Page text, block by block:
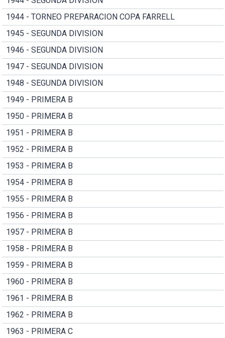
1944 - TORNEO PREPARACION COPA FARRELL
1945 - SEGUNDA DIVISION
1946 - SEGUNDA DIVISION
1947 - SEGUNDA DIVISION
1948 - SEGUNDA DIVISION
1949 - PRIMERA B
1950 - PRIMERA B
1951 - PRIMERA B
1952 - PRIMERA B
1953 - PRIMERA B
1954 - PRIMERA B
1955 - PRIMERA B
1956 - PRIMERA B
1957 - PRIMERA B
1958 - PRIMERA B
1959 - PRIMERA B
1960 - PRIMERA B
1961 - PRIMERA B
1962 - PRIMERA B
1963 - PRIMERA C